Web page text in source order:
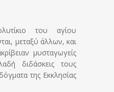
του αγίου
μεταξύ άλλων, και
μυσταγωγείς
διδάσκεις τους
της Εκκλησίας